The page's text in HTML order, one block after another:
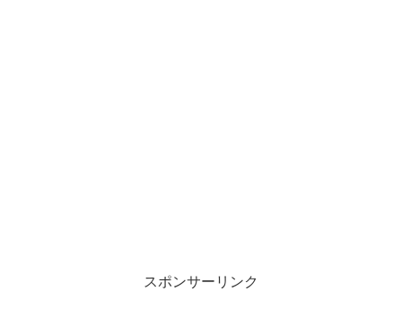
スポンサーリンク